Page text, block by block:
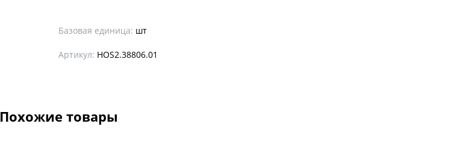
Базовая единица: шт
Артикул: HOS2.38806.01
Похожие товары